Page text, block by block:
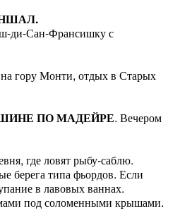
ди-Сан-Франсишку с
гору Монти, отдых в Старых
ПО МАДЕЙРЕ. Вечером
где ловят рыбу-саблю.
берега типа фьордов. Если
в лавовых ваннах.
под соломенными крышами.